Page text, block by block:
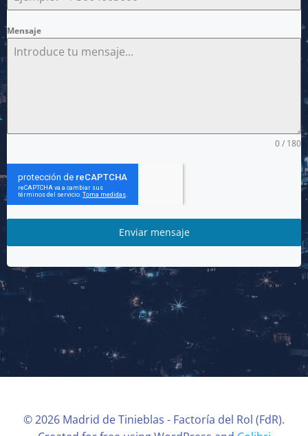
Mensaje
0 / 180
Enviar mensaje
© 2026 Madrid de Tinieblas - Factoría del Rol (FdR).